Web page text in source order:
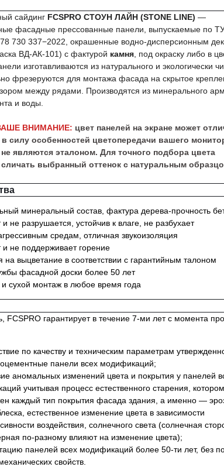
сайдинг FCSPRO СТОУН ЛАЙН (STONE LINE) —
фасадные прессованные панели, выпускаемые по
730 337−2022, окрашенные водно-дисперсионным
ВД-АК-101) с фактурой камня , под окраску либо в
изготавливаются из натурального и экологически
фрезеруются для монтажа фасада на скрытое
между рядами. Производятся из минерального
и воды.
ВНИМАНИЕ: цвет панелей на экране может
в силу особенностей цветопередачи вашего
являются эталоном. Для точного подбора цвета
выбранный оттенок с натуральным
минеральный состав, фактура дерева-прочность
и не разрушается, устойчив к влаге, не разбухает
средам, отличная звукоизоляция
и не поддерживает горение
на выцветание в соответствии с гарантийным талоном
фасадной доски более 50 лет
и сухой монтаж в любое время года
FCSPRO гарантирует в течение 7-ми лет с момента
по качеству и техническим параметрам
панели всех модификаций;
аномальных изменений цвета и покрытия у панелей
учитывая процесс естественного старения,
каждый тип покрытия фасада здания, а именно —
естественное изменение цвета в зависимости
воздействия, солнечного света (солнечная
по-разному влияют на изменение цвета);
панелей всех модификаций более 50-ти лет, без
свойств.